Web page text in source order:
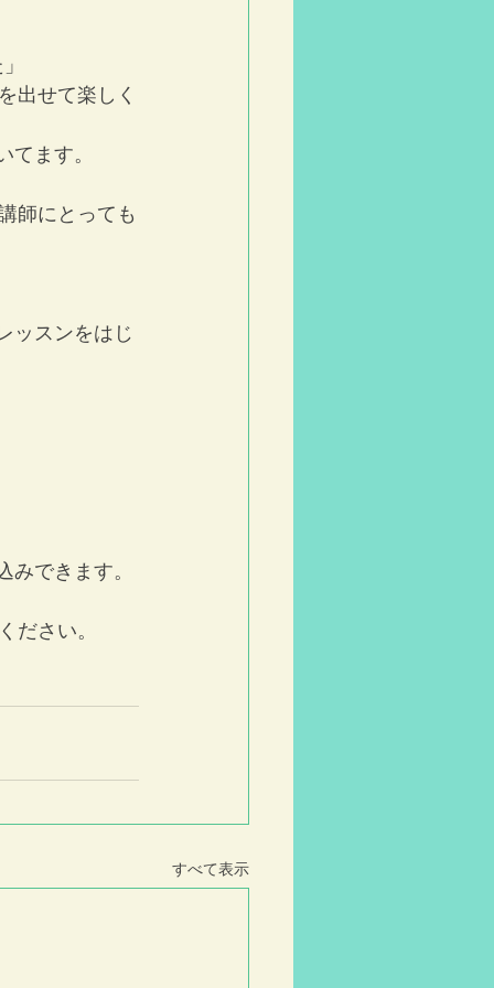
出せて楽しく
ます。
師にとっても
ッスンをはじ
できます。
ださい。
すべて表示